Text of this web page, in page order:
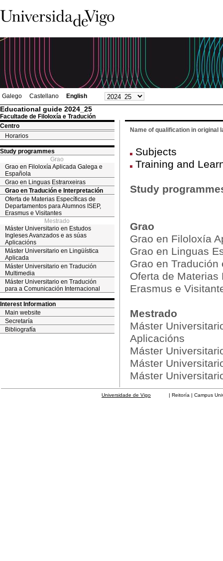
Galego Castellano English
Educational guide 2024_25
Facultade de Filoloxía e Tradución
Centro
Horarios
Study programmes
Grao
Grao en Filoloxía Aplicada Galega e
Española
Grao en Linguas Estranxeiras
Grao en Tradución e Interpretación
Oferta de Materias Específicas de
Departamentos para Alumnos ISEP,
Erasmus e Visitantes
Mestrado
Máster Universitario en Estudos
Ingleses Avanzados e as súas
Aplicacións
Máster Universitario en Lingüística
Aplicada
Máster Universitario en Tradución
Multimedia
Máster Universitario en Tradución
para a Comunicación Internacional
Interest Information
Main website
Secretaría
Bibliografía
Name of qualification in original
Subjects
Training and
Study
Grao
Grao en Filoloxía
Grao en Linguas
Grao en
Oferta de Materias
Erasmus e
Mestrado
Máster
Aplicacións
Máster
Máster
Máster
Universidade de Vigo | Reitoría | Campus